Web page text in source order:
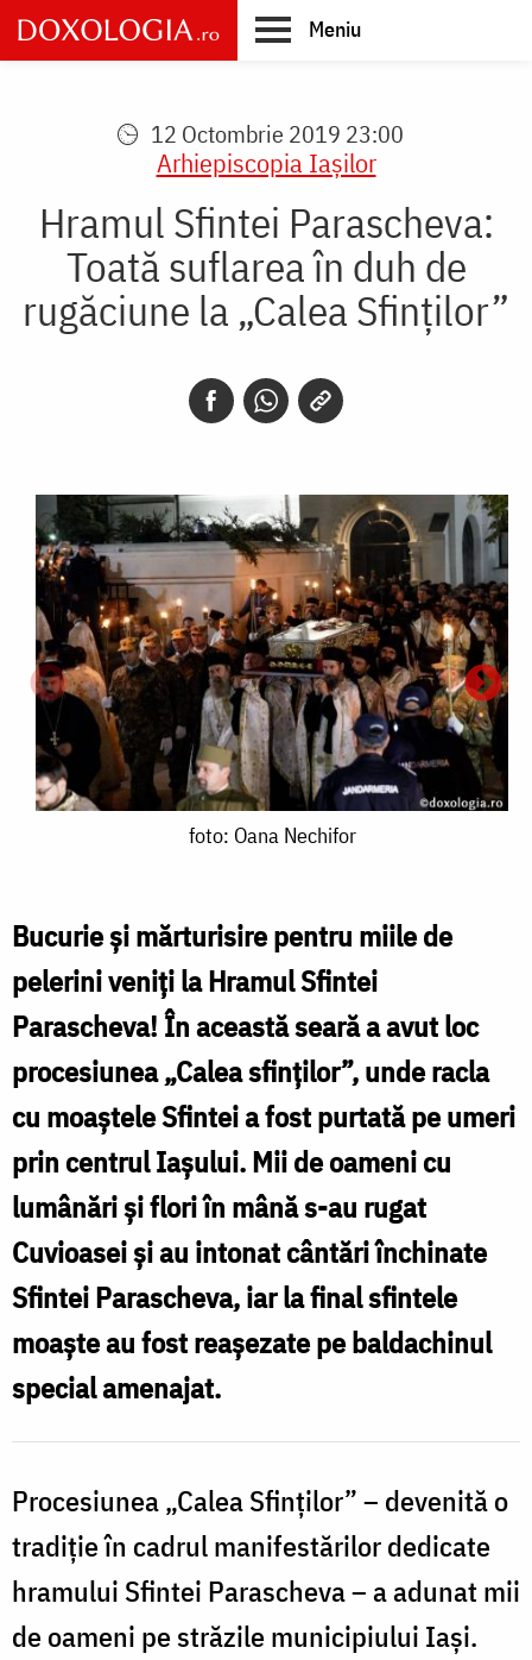
Skip
to
main
Meniu
12 Octombrie 2019 23:00
Arhiepiscopia Iaşilor
Hramul Sfintei Parascheva:
Toată suflarea în duh de
rugăciune la „Calea Sfinților”
foto: Oana Nechifor
Bucurie și mărturisire pentru miile de
pelerini veniți la Hramul Sfintei
Parascheva! În această seară a avut loc
procesiunea „Calea sfinților”, unde racla
cu moaștele Sfintei a fost purtată pe umeri
prin centrul Iașului. Mii de oameni cu
lumânări și flori în mână s-au rugat
Cuvioasei și au intonat cântări închinate
Sfintei Parascheva, iar la final sfintele
moaște au fost reașezate pe baldachinul
special amenajat.
Procesiunea „Calea Sfinților” – devenită o
tradiție în cadrul manifestărilor dedicate
hramului Sfintei Parascheva – a adunat mii
de oameni pe străzile municipiului Iași.